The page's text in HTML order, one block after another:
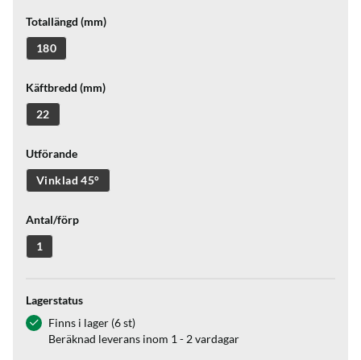
Totallängd (mm)
180
Käftbredd (mm)
22
Utförande
Vinklad 45°
Antal/förp
1
Lagerstatus
Finns i lager (6 st)
Beräknad leverans inom 1 - 2 vardagar